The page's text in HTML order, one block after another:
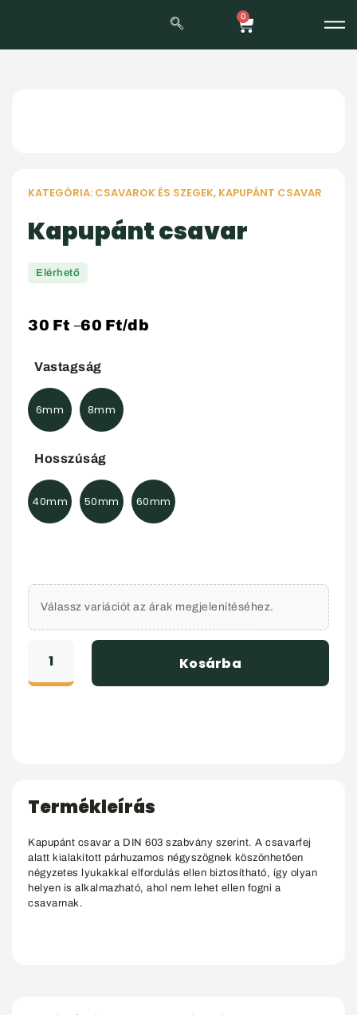
0
KATEGÓRIA: CSAVAROK ÉS SZEGEK, KAPUPÁNT CSAVAR
Kapupánt csavar
Elérhető
30 Ft –60 Ft/db
Vastagság
6mm 8mm
Hosszúság
40mm 50mm 60mm
Válassz variációt az árak megjelenítéséhez.
Kosárba
Termékleírás
Kapupánt csavar a DIN 603 szabvány szerint. A csavarfej
alatt kialakított párhuzamos négyszögnek köszönhetően
négyzetes lyukakkal elfordulás ellen biztosítható, így olyan
helyen is alkalmazható, ahol nem lehet ellen fogni a
csavarnak.